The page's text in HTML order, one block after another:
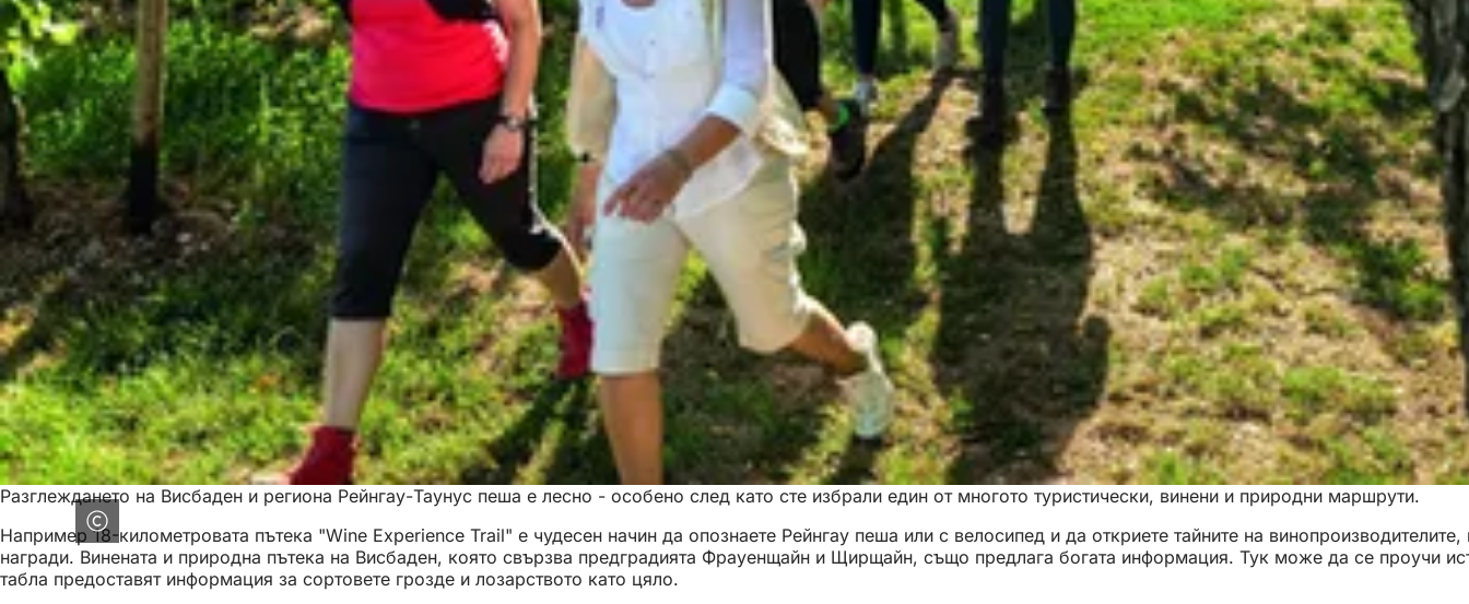
Разглеждането на Висбаден и региона Рейнгау-Таунус пеша е лесно - особено след като сте избрали един от многото туристически, винени и природни маршрути.
Например 18-километровата пътека "Wine Experience Trail" е чудесен начин да опознаете Рейнгау пеша или с велосипед и да откриете тайните на
награди. Винената и природна пътека на Висбаден, която свързва предградията Фрауенщайн и Щирщайн, също предлага богата информация. Тук може да се проучи
табла предоставят информация за сортовете грозде и лозарството като цяло.